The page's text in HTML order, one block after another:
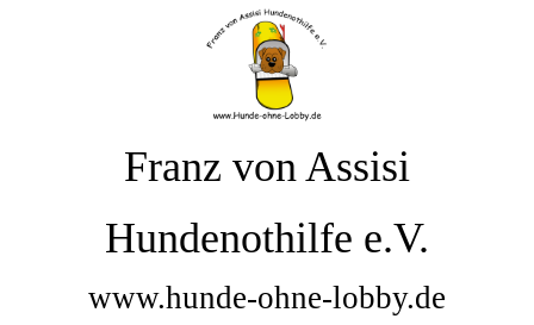
Franz von Assisi
Hundenothilfe e.V.
www.hunde-ohne-lobby.de